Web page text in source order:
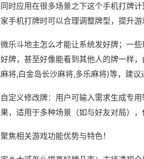
同时应用在很多场景之下这个手机打牌
家手机打牌时可以合理调整牌型，提升
微乐斗地主怎么才能让系统发好牌；一
好牌，甚至好像能看到其他人的牌一样
麻将,白金岛长沙麻将,多乐麻将)等，建议
自定义修改牌：用户可输入需求生成专
果，适用于多种场景（如与好友对局）
聚焦相关游戏功能优势与特色！